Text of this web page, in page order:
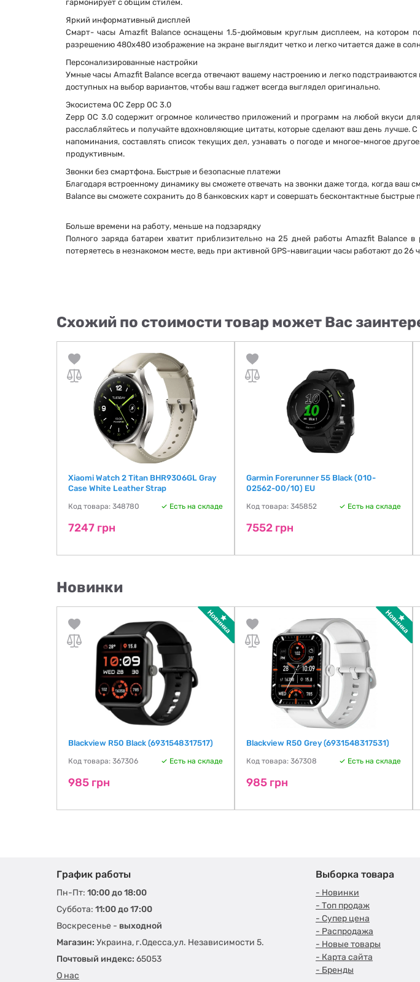
гармонирует с общим стилем.
Яркий информативный дисплей
Смарт- часы Amazfit Balance оснащены 1.5-дюймовым круглым дисплеем, на котором
разрешению 480х480 изображение на экране выглядит четко и легко читается даже в
Персонализированные настройки
Умные часы Amazfit Balance всегда отвечают вашему настроению и легко
доступных на выбор вариантов, чтобы ваш гаджет всегда выглядел оригинально.
Экосистема ОС Zepp ОС 3.0
Zepp ОС 3.0 содержит огромное количество приложений и программ на любой вкуси
расслабляйтесь и получайте вдохновляющие цитаты, которые сделают ваш день
напоминания, составлять список текущих дел, узнавать о погоде и многое-многое
продуктивным.
Звонки без смартфона. Быстрые и безопасные платежи
Благодаря встроенному динамику вы сможете отвечать на звонки даже тогда, когда
Balance вы сможете сохранить до 8 банковских карт и совершать бесконтактные
Больше времени на работу, меньше на подзарядку
Полного заряда батареи хватит приблизительно на 25 дней работы Amazfit
потеряетесь в незнакомом месте, ведь при активной GPS-навигации часы работают до
Схожий по стоимости товар может Вас
Xiaomi Watch 2 Titan BHR9306GL Gray
Case White Leather Strap
Код товара: 348780 Есть на складе
7247 грн
Garmin Forerunner 55 Black (010-
02562-00/10) EU
Код товара: 345852 Есть на складе
7552 грн
Новинки
Blackview R50 Black (6931548317517)
Код товара: 367306 Есть на складе
985 грн
Blackview R50 Grey (6931548317531)
Код товара: 367308 Есть на складе
985 грн
График работы
Пн-Пт: 10:00 до 18:00
Суббота: 11:00 до 17:00
Воскресенье - выходной
Магазин: Украина, г.Одесса,ул. Независимости 5.
Почтовый индекс: 65053
О нас
Выборка товара
- Новинки
- Топ продаж
- Супер цена
- Распродажа
- Новые товары
- Карта сайта
- Бренды